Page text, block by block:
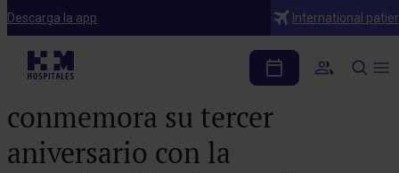
Descarga la app International
Notas de prensa
La Unidad de Mama del
Hospital HM Modelo
conmemora su tercer
aniversario con la